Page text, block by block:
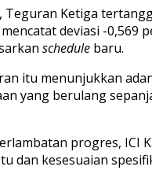
Teguran Ketiga
deviasi -0,569
schedule baru.
itu menunjukkan
yang berulang
progres, ICI
dan kesesuaian